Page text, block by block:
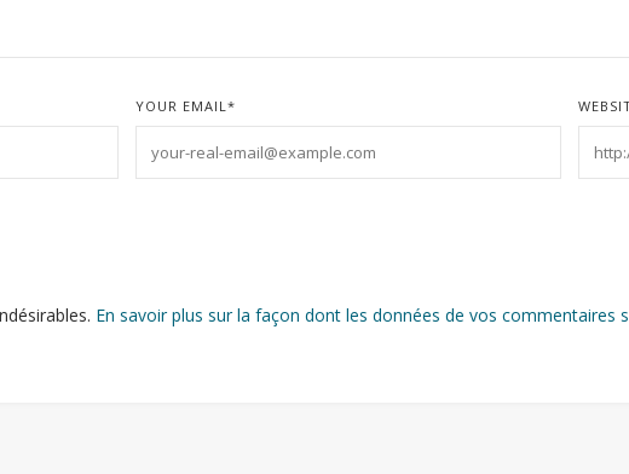
YOUR EMAIL *
En savoir plus sur la façon dont les données de vos commentaires